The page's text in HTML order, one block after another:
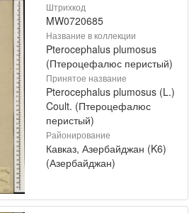
Штрихкод
MW0720685
Название в коллекции
Pterocephalus plumosus
(Птероцефалюс перистый)
Принятое название
Pterocephalus plumosus (L.)
Coult. (Птероцефалюс
перистый)
Районирование
Кавказ, Азербайджан (K6)
(Азербайджан)